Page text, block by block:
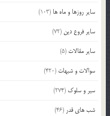
سایر روزها و ماه ها (103)
سایر فروع دین (72)
سایر مقالات (5)
سوالات و شبهات (420)
سیر و سلوک (274)
شب های قدر (46)